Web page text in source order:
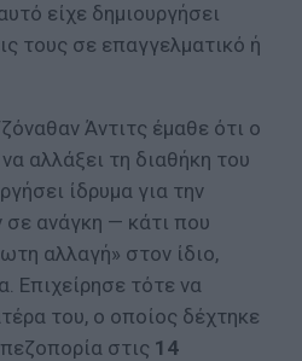
είχε δημιουργήσει
τους σε επαγγελματικό ή
Άντιτς έμαθε ότι ο
αλλάξει τη διαθήκη του
ίδρυμα για την
ανάγκη — κάτι που
αλλαγή» στον ίδιο,
Επιχείρησε τότε να
του, ο οποίος δέχτηκε
στις 14